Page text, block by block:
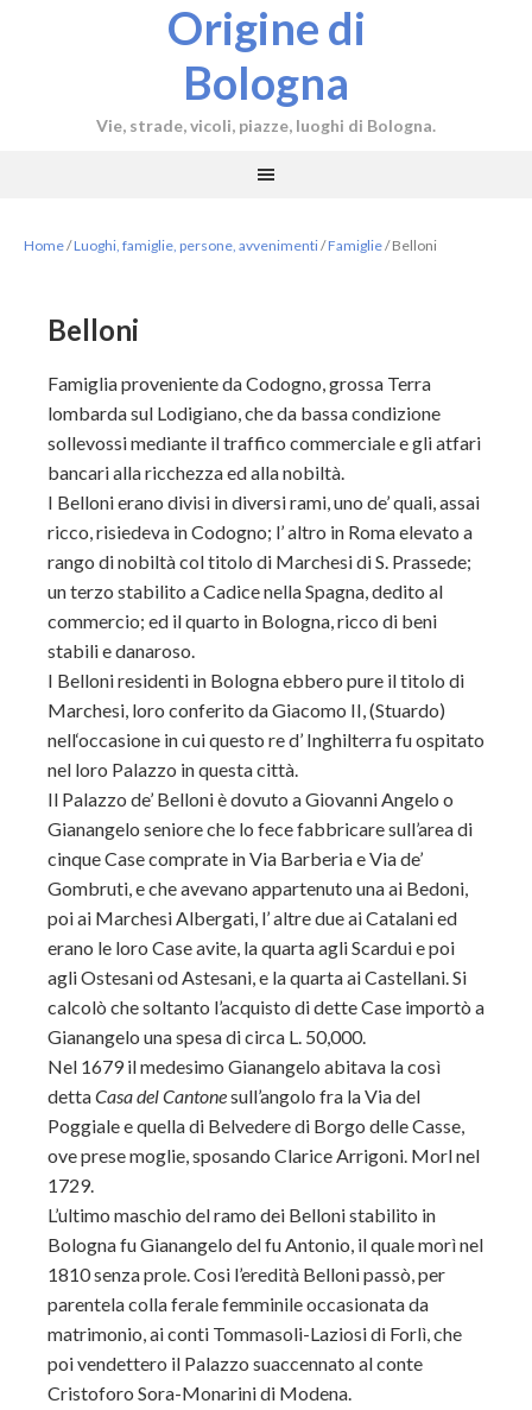
Origine di
Bologna
Vie, strade, vicoli, piazze, luoghi di Bologna.
Home/Luoghi, famiglie, persone, avvenimenti/Famiglie/Belloni
Belloni
Famiglia proveniente da Codogno, grossa Terra
lombarda sul Lodigiano, che da bassa condizione
sollevossi mediante il traffico commerciale e gli atfari
bancari alla ricchezza ed alla nobiltà.
I Belloni erano divisi in diversi rami, uno de’ quali, assai
ricco, risiedeva in Codogno; l’ altro in Roma elevato a
rango di nobiltà col titolo di Marchesi di S. Prassede;
un terzo stabilito a Cadice nella Spagna, dedito al
commercio; ed il quarto in Bologna, ricco di beni
stabili e danaroso.
I Belloni residenti in Bologna ebbero pure il titolo di
Marchesi, loro conferito da Giacomo II, (Stuardo)
nell‘occasione in cui questo re d’ Inghilterra fu ospitato
nel loro Palazzo in questa città.
Il Palazzo de’ Belloni è dovuto a Giovanni Angelo o
Gianangelo seniore che lo fece fabbricare sull’area di
cinque Case comprate in Via Barberia e Via de’
Gombruti, e che avevano appartenuto una ai Bedoni,
poi ai Marchesi Albergati, l’ altre due ai Catalani ed
erano le loro Case avite, la quarta agli Scardui e poi
agli Ostesani od Astesani, e la quarta ai Castellani.Si
calcolò che soltanto l’acquisto di dette Case importò a
Gianangelo una spesa di circa L. 50,000.
Nel 1679 il medesimo Gianangelo abitava la così
dettaCasa del Cantonesull’angolo fra la Via del
Poggiale e quella di Belvedere di Borgo delle Casse,
ove prese moglie, sposando Clarice Arrigoni. Morl nel
1729.
L’ultimo maschio del ramo dei Belloni stabilito in
Bologna fu Gianangelo del fu Antonio, il quale morì nel
1810 senza prole. Cosi l’eredità Belloni passò, per
parentela colla ferale femminile occasionata da
matrimonio, ai conti Tommasoli-Laziosi di Forlì, che
poi vendettero il Palazzo suaccennato al conte
Cristoforo Sora-Monarini di Modena.